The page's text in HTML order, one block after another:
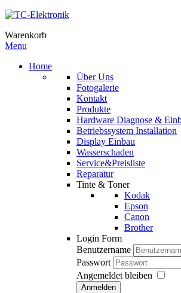
Warenkorb
Menu
Home
Über Uns
Fotogalerie
Kontakt
Produkte
Hardware Diagnose &
Betriebssystem Installation
Display Einbau
Wasserschaden
Service&Preisliste
Reparatur
Tinte & Toner
Kodak
Epson
Canon
Brother
Login Form
Benutzername
Passwort
Angemeldet bleiben
Anmelden